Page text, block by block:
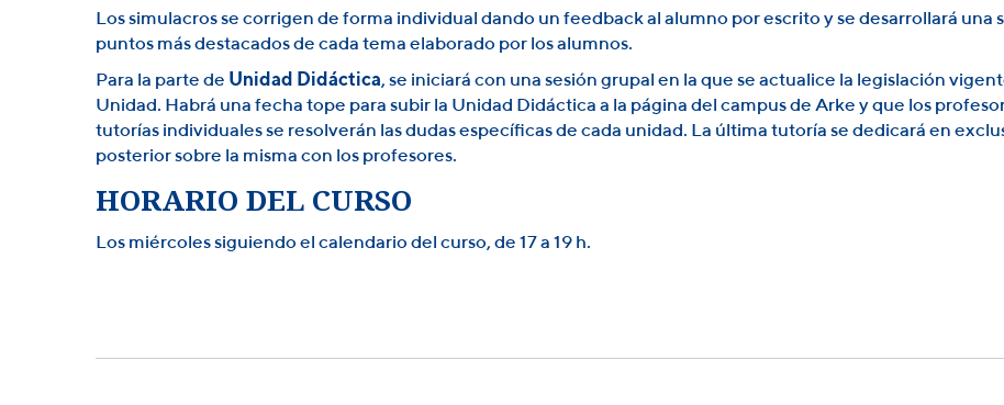
Los simulacros se corrigen de forma individual dando un feedback al alumno por escrito y se desarrollará
puntos más destacados de cada tema elaborado por los alumnos.
Para la parte de Unidad Didáctica, se iniciará con una sesión grupal en la que se actualice la legislación
Unidad. Habrá una fecha tope para subir la Unidad Didáctica a la página del campus de Arke y que los
tutorías individuales se resolverán las dudas específicas de cada unidad. La última tutoría se dedicará en
posterior sobre la misma con los profesores.
HORARIO DEL CURSO
Los miércoles siguiendo el calendario del curso, de 17 a 19 h.